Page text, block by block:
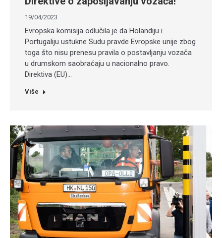
19/04/2023
Evropska komisija odlučila je da Holandiju i
Portugaliju ustukne Sudu pravde Evropske unije zbog
toga što nisu prenesu pravila o postavljanju vozača
u drumskom saobraćaju u nacionalno pravo.
Direktiva (EU)…
Više